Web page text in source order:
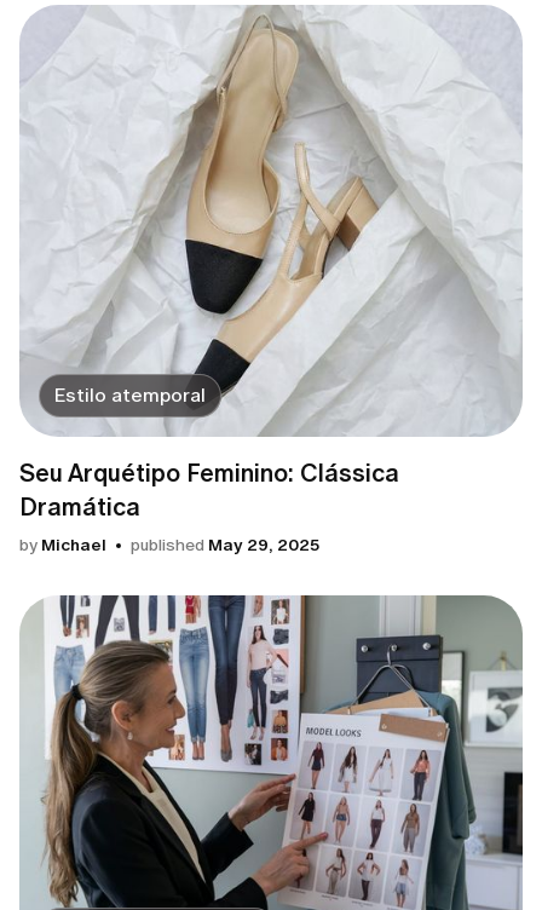
Estilo atemporal
Seu Arquétipo Feminino: Clássica
Dramática
by Michael published May 29, 2025